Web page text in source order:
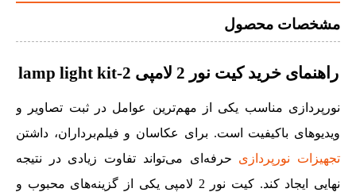
مشخصات محصول
راهنمای خرید کیت نور 2 لامپی 2-lamp light kit
نورپردازی مناسب یکی از مهم‌ترین عوامل در ثبت تصاویر و
ویدیوهای باکیفیت است. برای عکاسان و فیلم‌برداران، داشتن
تجهیزات نورپردازی حرفه‌ای می‌تواند تفاوت زیادی در نتیجه
نهایی ایجاد کند. کیت نور 2 لامپی یکی از گزینه‌های محبوب و